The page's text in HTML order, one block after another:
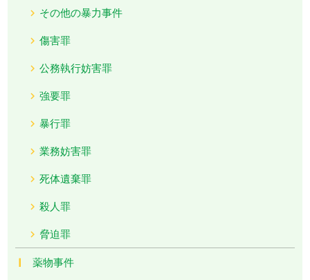
その他の暴力事件
傷害罪
公務執行妨害罪
強要罪
暴行罪
業務妨害罪
死体遺棄罪
殺人罪
脅迫罪
薬物事件